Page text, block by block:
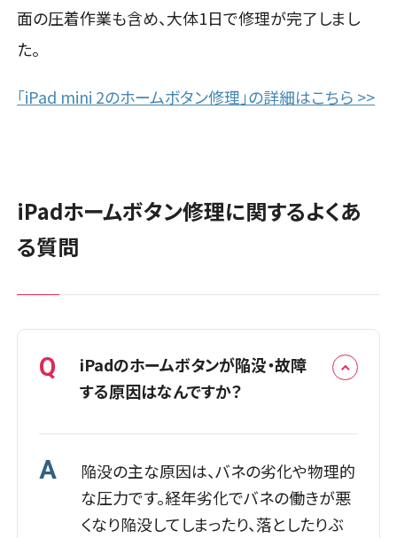
面の圧着作業も含め、大体1日で修理が完了しまし
た。
「iPad mini 2のホームボタン修理」の詳細はこちら >>
iPadホームボタン修理に関するよくあ
る質問
Q
iPadのホームボタンが陥没・故障
する原因はなんですか？
A
陥没の主な原因は、バネの劣化や物理的
な圧力です。経年劣化でバネの働きが悪
くなり陥没してしまったり、落としたりぶ